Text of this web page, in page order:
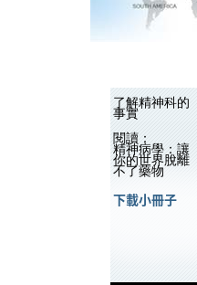
了解精神科的
事實
閱讀：
精神病學：讓
你的世界脫離
不了藥物
下載小冊子